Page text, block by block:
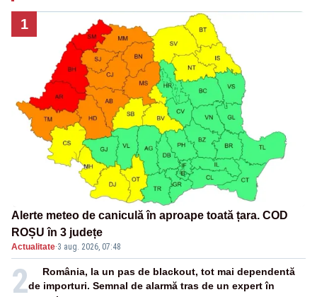
1
Alerte meteo de caniculă în aproape toată țara. COD
ROȘU în 3 județe
Actualitate·3 aug. 2026, 07:48
2
România, la un pas de blackout, tot mai dependentă
de importuri. Semnal de alarmă tras de un expert în